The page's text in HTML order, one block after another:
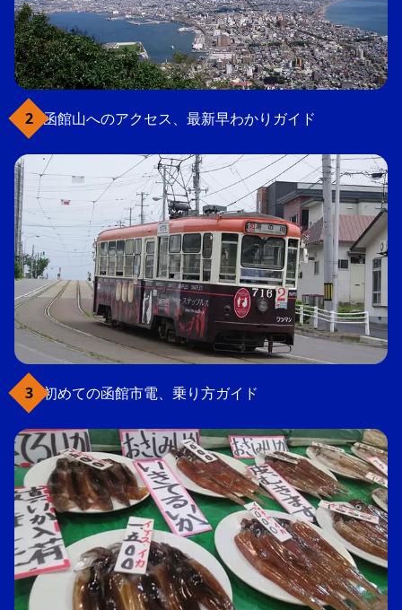
函館山へのアクセス、最新早わかりガイド
初めての函館市電、乗り方ガイド